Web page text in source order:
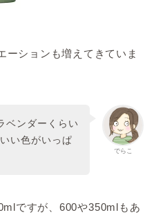
ーションも増えてきていま
でらこ
ベンダーくらい
い色がいっぱ
ですが、600や350mlもあ